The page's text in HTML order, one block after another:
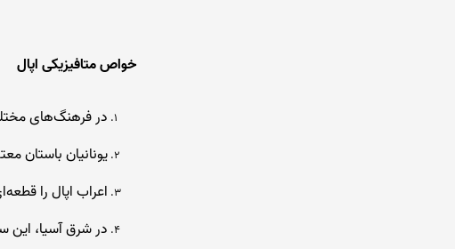
خواص متافیزیکی اپال
در فرهنگ‌های
یونانیان باستان
اعراب اپال را
در شرق آسیا،